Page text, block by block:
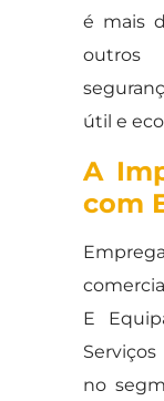
é mais
outros
útil e
A
com
E
no